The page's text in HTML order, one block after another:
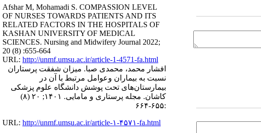
Afshar M, Mohamadi S. COMPASSION LEVEL
OF NURSES TOWARDS PATIENTS AND ITS
RELATED FACTORS IN THE HOSPITALS OF
KASHAN UNIVERSITY OF MEDICAL
SCIENCES. Nursing and Midwifery Journal 2022;
20 (8) :655-664
URL: http://unmf.umsu.ac.ir/article-1-4571-fa.html
افشار محمد، محمدی صبا. میزان شفقت پرستاران
نسبت به بیماران وعوامل مرتبط با آن در
بیمارستان‌های تحت پوشش دانشگاه علوم پزشکی
کاشان. مجله پرستاری و مامایی. ۱۴۰۱; ۲۰ (۸)
:۶۵۵-۶۶۴
URL: http://unmf.umsu.ac.ir/article-۱-۴۵۷۱-fa.html